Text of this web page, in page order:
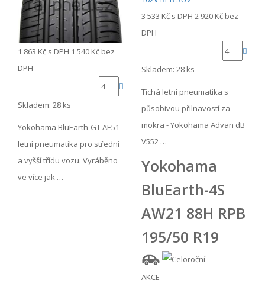
1 863 Kč s DPH 1 540 Kč bez
DPH
Skladem: 28 ks
Yokohama BluEarth-GT AE51
letní pneumatika pro střední
a vyšší třídu vozu. Vyráběno
ve více jak …
3 533 Kč s DPH 2 920 Kč bez
DPH
Skladem: 28 ks
Tichá letní pneumatika s
působivou přilnavostí za
mokra - Yokohama Advan dB
V552 …
Yokohama
BluEarth-4S
AW21 88H RPB
195/50 R19
AKCE